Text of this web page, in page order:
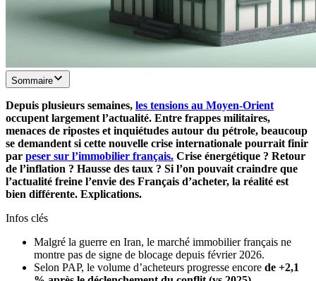
Sommaire
Depuis plusieurs semaines, les tensions au Moyen-Orient
occupent largement l’actualité. Entre frappes militaires,
menaces de ripostes et inquiétudes autour du pétrole, beaucoup
se demandent si cette nouvelle crise internationale pourrait finir
par peser sur l’immobilier français. Crise énergétique ? Retour
de l’inflation ? Hausse des taux ? Si l’on pouvait craindre que
l’actualité freine l’envie des Français d’acheter, la réalité est
bien différente. Explications.
Infos clés
Malgré la guerre en Iran, le marché immobilier français ne
montre pas de signe de blocage depuis février 2026.
Selon PAP, le volume d’acheteurs progresse encore de +2,1